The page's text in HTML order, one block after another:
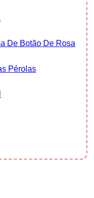
De Botão De Rosa
Pérolas